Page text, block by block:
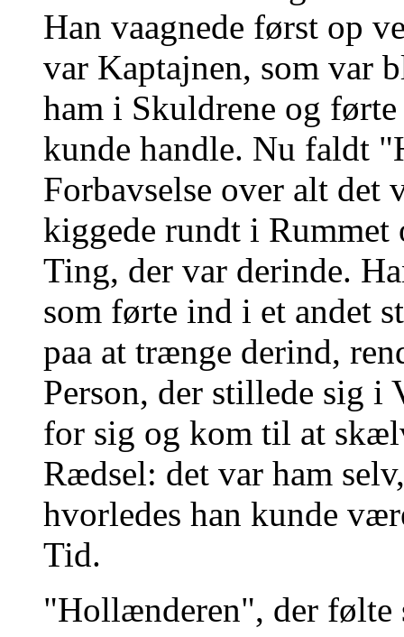
Han vaagnede først op
var Kaptajnen, som var
ham i Skuldrene og
kunde handle. Nu faldt
Forbavselse over alt det
kiggede rundt i Rummet
Ting, der var derinde.
som førte ind i et andet
paa at trænge derind,
Person, der stillede sig i
for sig og kom til at
Rædsel: det var ham
hvorledes han kunde
Tid.
"Hollænderen", der